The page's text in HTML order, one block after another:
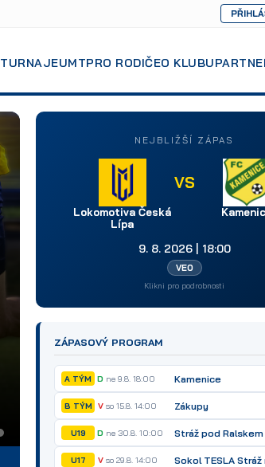
TURNAJEUMTPRO RODIČEO KLUBU
NEJBLIŽŠÍ ZÁPAS
Lokomotiva Česká
Lípa
VS
9. 8. 2026 | 18:00
VEO
Klikni pro podrobnosti
ZÁPASOVÝ PROGRAM
A TÝM D ne 9.8. 18:00 Kamenice
B TÝM V so 15.8. 14:00 Zákupy
U19 D ne 30.8. 10:00 Stráž pod Ralskem
U17 V so 29.8. 14:00 Sokol TESLA Stráž